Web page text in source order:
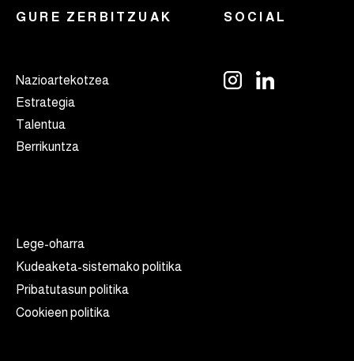
GURE ZERBITZUAK
Nazioartekotzea
Estrategia
Talentua
Berrikuntza
SOCIAL
Lege-oharra
Kudeaketa-sistemako politika
Pribatutasun politika
Cookieen politika